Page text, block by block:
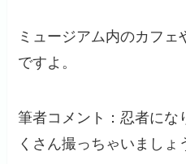
ミュージアム内のカフェ
ですよ。
筆者コメント：忍者にな
くさん撮っちゃいましょ